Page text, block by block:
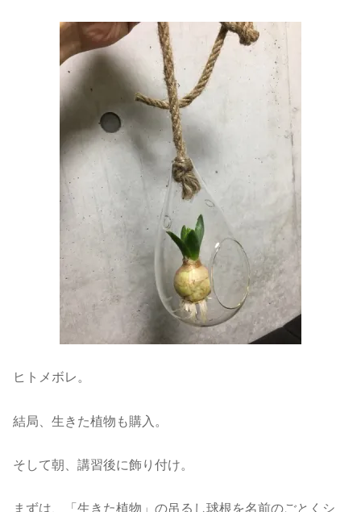
ヒトメボレ。
結局、生きた植物も購入。
そして朝、講習後に飾り付け。
まずは、「生きた植物」の吊るし球根を名前のごとくシ